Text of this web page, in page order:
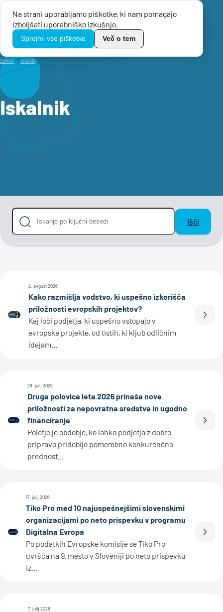
Na strani uporabljamo piškotke, ki nam pomagajo
izboljšati uporabniško izkušnjo.
Sprejmi vse piškotke Več o tem
TikoPro
Menu
Domov Iskalnik
Iskalnik
Išči
2. avgust 2026
Kako razmišlja vodstvo, ki uspešno izkorišča
priložnosti evropskih projektov?
Kaj loči podjetja, ki uspešno vstopajo v
evropske projekte, od tistih, ki kljub odličnim
idejam...
28. julij 2026
Druga polovica leta 2026 prinaša nove
priložnosti za nepovratna sredstva in ugodno
financiranje
Poletje je obdobje, ko lahko podjetja z dobro
pripravo pridobijo pomembno konkurenčno
prednost...
17. julij 2026
Tiko Pro med 10 najuspešnejšimi slovenskimi
organizacijami po neto prispevku v programu
Digitalna Evropa
Po podatkih Evropske komisije se Tiko Pro
uvršča na 9. mesto v Sloveniji po neto prispevku
iz...
7. julij 2026